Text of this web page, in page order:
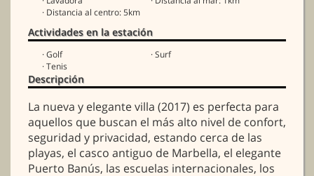
· Distancia al centro: 5km
Actividades en la estación
· Golf
· Surf
· Tenis
Descripción
La nueva y elegante villa (2017) es perfecta para
aquellos que buscan el más alto nivel de confort,
seguridad y privacidad, estando cerca de las
playas, el casco antiguo de Marbella, el elegante
Puerto Banús, las escuelas internacionales, los